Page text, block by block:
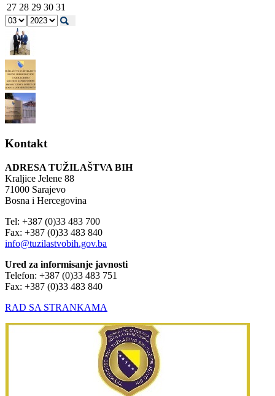
27 28 29 30 31
Kontakt
ADRESA TUŽILAŠTVA BIH
Kraljice Jelene 88
71000 Sarajevo
Bosna i Hercegovina
Tel: +387 (0)33 483 700
Fax: +387 (0)33 483 840
info@tuzilastvobih.gov.ba
Ured za informisanje javnosti
Telefon: +387 (0)33 483 751
Fax: +387 (0)33 483 840
RAD SA STRANKAMA